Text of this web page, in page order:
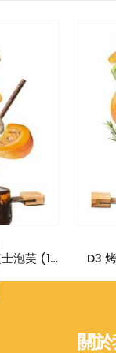
D7 法式巴馬火腿香草忌廉芝士泡芙 (15件) D3
關